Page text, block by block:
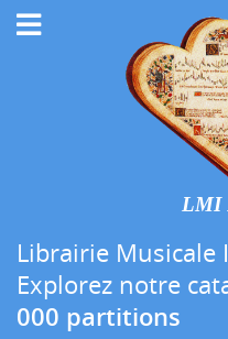
LMI
Librairie Musicale
Explorez notre
000 partitions